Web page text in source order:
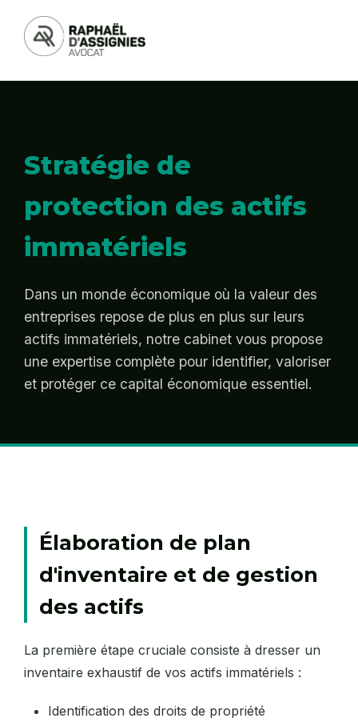
Stratégie de
protection des actifs
immatériels
Dans un monde économique où la valeur des
entreprises repose de plus en plus sur leurs
actifs immatériels, notre cabinet vous propose
une expertise complète pour identifier, valoriser
et protéger ce capital économique essentiel.
Élaboration de plan
d'inventaire et de gestion
des actifs
La première étape cruciale consiste à dresser un
inventaire exhaustif de vos actifs immatériels :
Identification des droits de propriété